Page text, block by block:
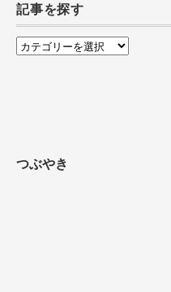
記事を探す
記
つぶやき